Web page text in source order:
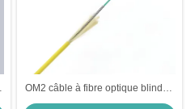
OM2 câble à fibre optique blindée
à noyau unique 3.0 SM à fibre